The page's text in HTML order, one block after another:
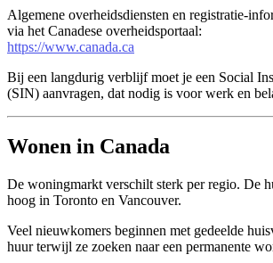
Algemene overheidsdiensten en registratie-
via het Canadese overheidsportaal:
https://www.canada.ca
Bij een langdurig verblijf moet je een Social
(SIN) aanvragen, dat nodig is voor werk en
Wonen in Canada
De woningmarkt verschilt sterk per regio. De
hoog in Toronto en Vancouver.
Veel nieuwkomers beginnen met gedeelde
huur terwijl ze zoeken naar een permanente